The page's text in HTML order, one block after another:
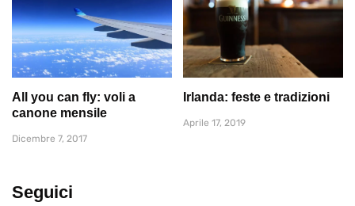
All you can fly: voli a
canone mensile
Dicembre 7, 2017
Irlanda: feste e tradizioni
Aprile 17, 2019
Seguici